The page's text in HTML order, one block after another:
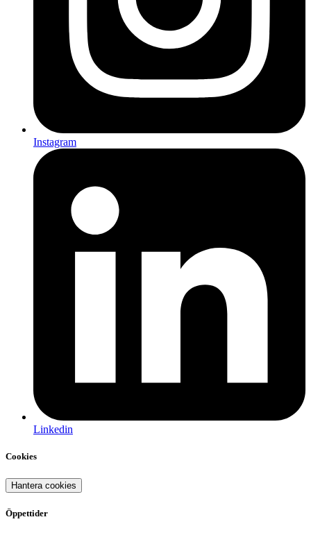
Instagram
Linkedin
Cookies
Hantera cookies
Öppettider